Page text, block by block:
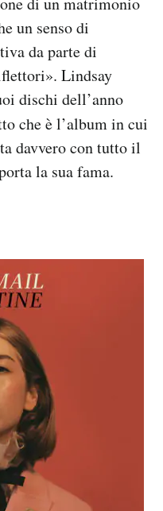
un senso di
da parte di
Lindsay
dischi dell’anno
che è l’album in cui
davvero con tutto il
la sua fama.